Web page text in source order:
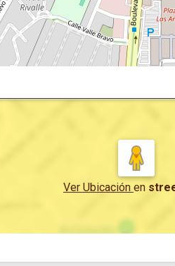
Ver Ubicación en